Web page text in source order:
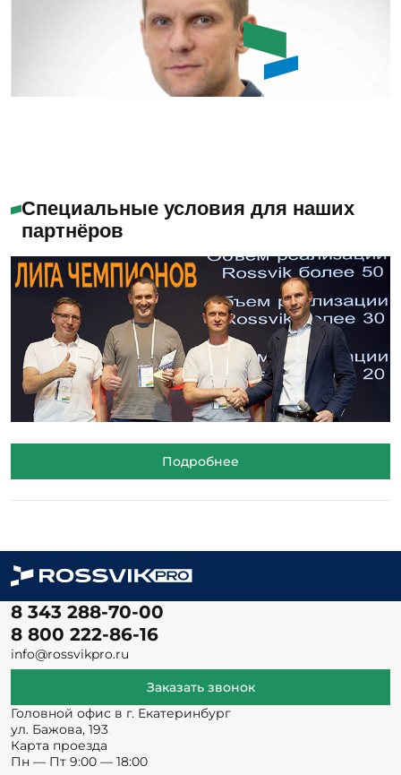
Помогу с выбором
Специальные условия для наших
партнёров
Подробнее
8 343 288-70-00
8 800 222-86-16
info@rossvikpro.ru
Заказать звонок
Головной офис в г. Екатеринбург
ул. Бажова, 193
Карта проезда
Пн — Пт 9:00 — 18:00